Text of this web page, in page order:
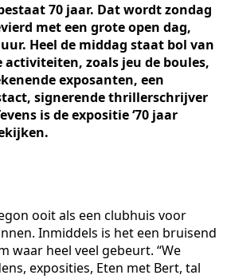
70 jaar. Dat wordt zondag
met een grote open dag,
Heel de middag staat bol van
activiteiten, zoals jeu de boules,
exposanten, een
signerende thrillerschrijver
is de expositie ‘70 jaar
ooit als een clubhuis voor
Inmiddels is het een bruisend
waar heel veel gebeurt. “We
exposities, Eten met Bert, tal